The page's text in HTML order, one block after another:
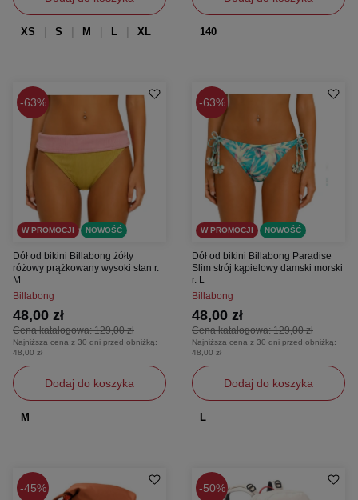
XS S M L XL 140
63%
W PROMOCJI NOWOŚĆ
Dół od bikini Billabong żółty
różowy prążkowany wysoki stan r.
M
Billabong
Cena katalogowa:129,00 zł
48,00 zł
Najniższa cena z 30 dni przed obniżką:
48,00 zł
Dodaj do koszyka
M
63%
W PROMOCJI NOWOŚĆ
Dół od bikini Billabong Paradise
Slim strój kąpielowy damski morski
r. L
Billabong
Cena katalogowa:129,00 zł
48,00 zł
Najniższa cena z 30 dni przed obniżką:
48,00 zł
Dodaj do koszyka
L
45% 50%